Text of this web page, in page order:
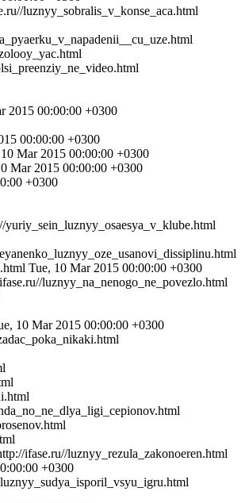
luznyy_sobralis_v_konse_aca.html
2015 00:00:00 +0300
00:00:00 +0300
Mar 2015 00:00:00 +0300
Mar 2015 00:00:00 +0300
+0300
yuriy_sein_luznyy_osaesya_v_klube.html
Tue, 10 Mar 2015 00:00:00 +0300
luznyy_na_nenogo_ne_povezlo.html
10 Mar 2015 00:00:00 +0300
ifase.ru//luznyy_rezula_zakonoeren.html
+0300